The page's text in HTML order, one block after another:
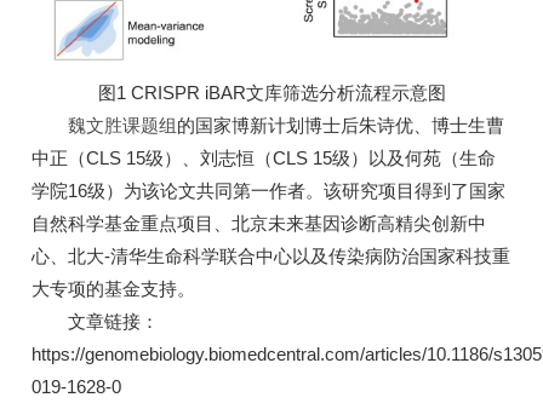
图1 CRISPR iBAR文库筛选分析流程示意图
魏文胜课题组的国家博新计划博士后朱诗优、博士生曹
中正（CLS 15级）、刘志恒（CLS 15级）以及何苑（生命
学院16级）为该论文共同第一作者。该研究项目得到了国家
自然科学基金重点项目、北京未来基因诊断高精尖创新中
心、北大-清华生命科学联合中心以及传染病防治国家科技重
大专项的基金支持。
文章链接：
https://genomebiology.biomedcentral.com/articles/10.1186/
019-1628-0